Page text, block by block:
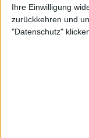
Ihre Einwilligung
zurückkehren und
"Datenschutz"